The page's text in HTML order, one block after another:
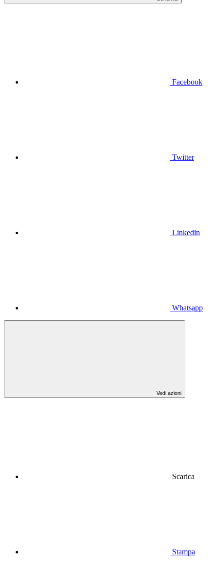
Facebook
Twitter
Linkedin
Whatsapp
Vedi azioni
Scarica
Stampa